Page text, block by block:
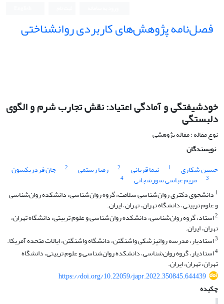
فصل‌نامه پژوهش‌های کاربردی روانشناختی
خودشیفتگی و آمادگی اعتیاد: نقش تجارب شرم و الگوی
دلبستگی
نوع مقاله : مقاله پژوهشی
نویسندگان
حسین شکاری
1 نیما قربانی 2 رضا رستمی 2 جان فردریکسون
3 مریم عباسی سورشجانی
4
1 دانشجوی دکتری روان‌شناسی سلامت، گروه روان‌شناسی، دانشکده روان‌شناسی
و علوم تربیتی، دانشگاه تهران، تهران، ایران.
2استاد، گروه روان‌شناسی، دانشکده روان‌شناسی و علوم تربیتی، دانشگاه تهران،
تهران، ایران.
3استادیار، مدرسه روانپزشکی واشنگتن، دانشگاه واشنگتن، ایالات متحده آمریکا.
4استادیار، گروه روان‌شناسی، دانشکده روان‌شناسی و علوم تربیتی، دانشگاه
تهران، تهران، ایران.
https://doi.org/10.22059/japr.2022.350845.644439
چکیده